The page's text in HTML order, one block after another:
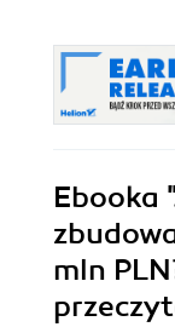
Ebooka
mln